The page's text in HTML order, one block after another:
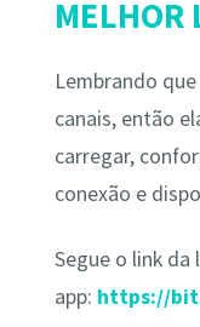
MELHOR
Lembrando
canais, então
carregar,
conexão e
Segue o link da
app: https://